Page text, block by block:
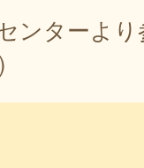
ンターよ